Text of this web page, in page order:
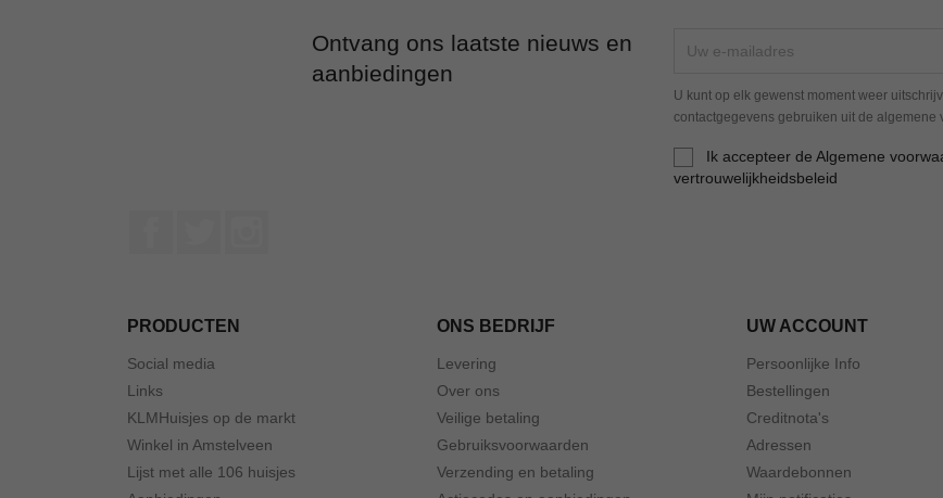
Ontvang ons laatste nieuws en
aanbiedingen
U kunt op elk gewenst moment weer
contactgegevens gebruiken uit de algemene
Ik accepteer de Algemene
vertrouwelijkheidsbeleid
PRODUCTEN
Social media
Links
KLMHuisjes op de markt
Winkel in Amstelveen
Lijst met alle 106 huisjes
ONS BEDRIJF
Levering
Over ons
Veilige betaling
Gebruiksvoorwaarden
Verzending en betaling
UW ACCOUNT
Persoonlijke Info
Bestellingen
Creditnota's
Adressen
Waardebonnen